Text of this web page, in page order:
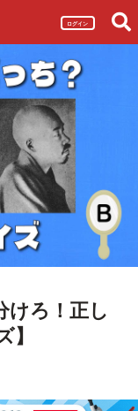
ログイン
けろ！正し
】